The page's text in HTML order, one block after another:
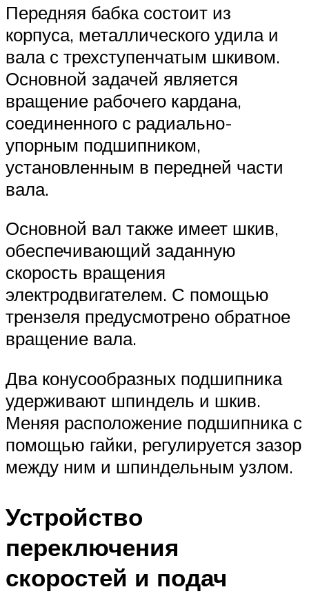
Передняя бабка состоит из
корпуса, металлического удила и
вала с трехступенчатым шкивом.
Основной задачей является
вращение рабочего кардана,
соединенного с радиально-
упорным подшипником,
установленным в передней части
вала.
Основной вал также имеет шкив,
обеспечивающий заданную
скорость вращения
электродвигателем. С помощью
трензеля предусмотрено обратное
вращение вала.
Два конусообразных подшипника
удерживают шпиндель и шкив.
Меняя расположение подшипника с
помощью гайки, регулируется зазор
между ним и шпиндельным узлом.
Устройство
переключения
скоростей и подач